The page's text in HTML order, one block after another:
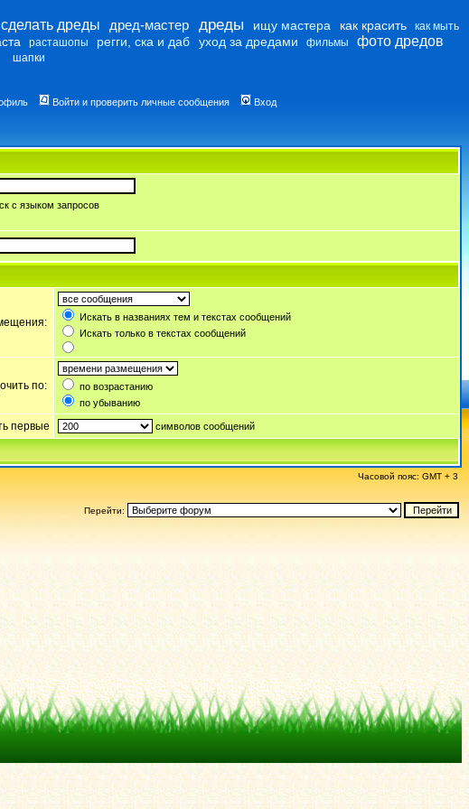
сделать дреды дред-мастер дреды ищу мастера как красить как мыть
расташопы регги, ска и даб уход за дредами фильмы фото дредов
шапки
Войти и проверить личные сообщения Вход
с языком запросов
Искать в названиях тем и текстах сообщений
Искать только в текстах сообщений
по:
по возрастанию
по убыванию
первые символов сообщений
Часовой пояс: GMT + 3
Перейти: